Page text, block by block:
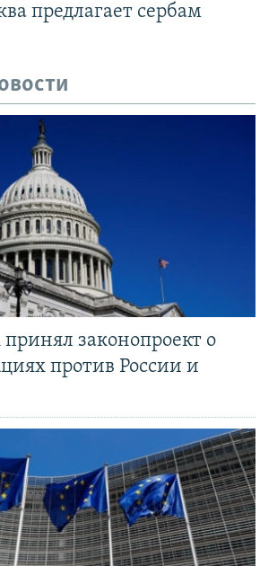
предлагает сербам
законопроект о
против России и